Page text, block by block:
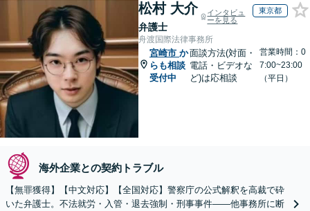
松村 大介
弁護士
インタビュ
ーを見る
東京都
舟渡国際法律事務所
宮崎市 か
らも相談
受付中
面談方法(対面・
電話・ビデオな
ど)は応相談
営業時間：0
7:00~23:00
（平日）
海外企業との契約トラブル
【無罪獲得】【中文対応】【全国対応】警察庁の公式解釈を高裁で砕
いた弁護士。不法就労・入管・退去強制・刑事事件——他事務所に断